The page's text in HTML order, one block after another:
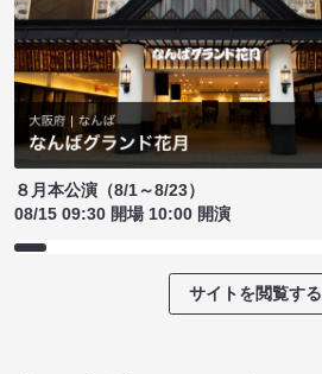
８月本公演（8/1～8/23）
08/15 09:30 開場 10:00 開演
サイトを閲覧する